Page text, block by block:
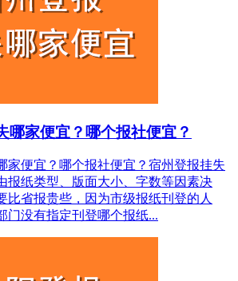
哪家便宜？哪个报社便宜？
家便宜？哪个报社便宜？宿州登报挂失
报纸类型、版面大小、字数等因素决
比省报贵些，因为市级报纸刊登的人
门没有指定刊登哪个报纸...